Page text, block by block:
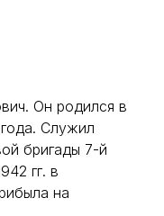
Он родился в
Служил
бригады 7-й
гг. в
на